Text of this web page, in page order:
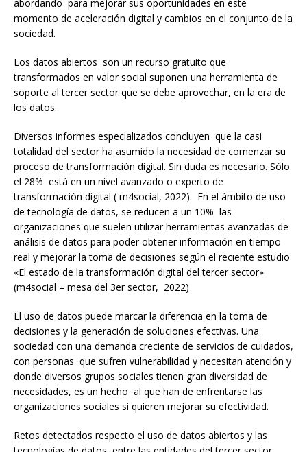
abordando para mejorar sus oportunidades en este
momento de aceleración digital y cambios en el conjunto de la
sociedad.
Los datos abiertos son un recurso gratuito que
transformados en valor social suponen una herramienta de
soporte al tercer sector que se debe aprovechar, en la era de
los datos.
Diversos informes especializados concluyen que la casi
totalidad del sector ha asumido la necesidad de comenzar su
proceso de transformación digital. Sin duda es necesario. Sólo
el 28% está en un nivel avanzado o experto de
transformación digital ( m4social, 2022). En el ámbito de uso
de tecnología de datos, se reducen a un 10% las
organizaciones que suelen utilizar herramientas avanzadas de
análisis de datos para poder obtener información en tiempo
real y mejorar la toma de decisiones según el reciente estudio
«El estado de la transformación digital del tercer sector»
(m4social – mesa del 3er sector, 2022)
El uso de datos puede marcar la diferencia en la toma de
decisiones y la generación de soluciones efectivas. Una
sociedad con una demanda creciente de servicios de cuidados,
con personas que sufren vulnerabilidad y necesitan atención y
donde diversos grupos sociales tienen gran diversidad de
necesidades, es un hecho al que han de enfrentarse las
organizaciones sociales si quieren mejorar su efectividad.
Retos detectados respecto el uso de datos abiertos y las